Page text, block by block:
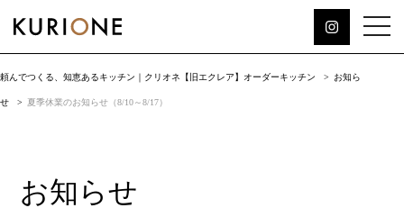
頼んでつくる、知恵あるキッチン｜クリオネ【旧エクレア】オーダーキッチン お知ら
せ 夏季休業のお知らせ（8/10～8/17）
お知らせ